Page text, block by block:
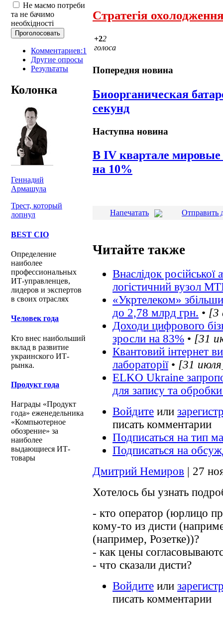
Не маємо потреби
та не бачимо
необхідності
Комментариев:1
Другие опросы
Результаты
Колонка
Геннадий
Армашула
Трест, который
лопнул
BEST CIO
Определение
наиболее
профессиональных
ИТ-управленцев,
лидеров и экспертов
в своих отраслях
Человек года
Кто внес наибольший
вклад в развитие
украинского ИТ-
рынка.
Продукт года
Награды «Продукт
года» еженедельника
«Компьютерное
обозрение» за
наиболее
выдающиеся ИТ-
товары
Стратегія
+22
голоса
Попередня новина
Биоорганическая
секунд
Наступна новина
В IV квартале мировые
на 10%
Напечатать Отправить
Читайте также
Внаслідок
логістичний вузол
«Укртелеком»
до 2,78 млрд грн. • [3
Доходи цифрового
зросли на 83% • [31
Квантовий інтернет
лабораторії• [31
ELKO Ukraine
для запису та
Войдите или
писать комментарии
Подписаться на тип
Подписаться на
Дмитрий Немиров | 27
Хотелось бы узнать
- кто оператор (юрлицо
кому-то из дисти
(например, Розетке))?
- как цены
- что сказали дисти?
Войдите или
писать комментарии